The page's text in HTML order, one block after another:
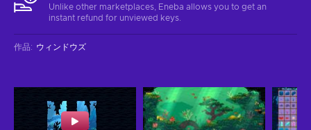
Unlike other marketplaces, Eneba allows you to get an
instant refund for unviewed keys.
作品: ウィンドウズ